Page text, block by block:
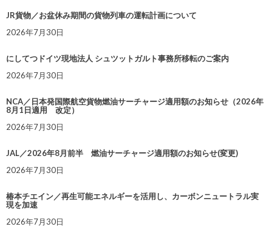
JR貨物／お盆休み期間の貨物列車の運転計画について
2026年7月30日
にしてつドイツ現地法人 シュツットガルト事務所移転のご案内
2026年7月30日
NCA／日本発国際航空貨物燃油サーチャージ適用額のお知らせ（2026年
8月1日適用 改定）
2026年7月30日
JAL／2026年8月前半 燃油サーチャージ適用額のお知らせ(変更)
2026年7月30日
椿本チエイン／再生可能エネルギーを活用し、カーボンニュートラル実
現を加速
2026年7月30日